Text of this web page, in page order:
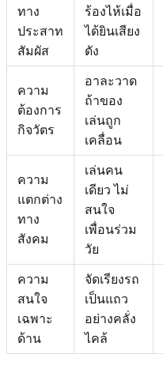
ทาง
ประสาท
สัมผัส
ร้องไห้เมื่อ
ได้ยินเสียง
ดัง
ความ
ต้องการ
กิจวัตร
อาละวาด
ถ้าของ
เล่นถูก
เคลื่อน
ความ
แตกต่าง
ทาง
สังคม
เล่นคน
เดียว ไม่
สนใจ
เพื่อนร่วม
วัย
ความ
สนใจ
เฉพาะ
ด้าน
จัดเรียงรถ
เป็นแถว
อย่างคลั่ง
ไคล้